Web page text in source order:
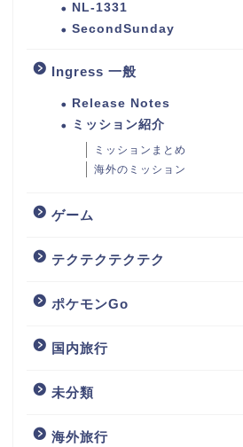
NL-1331
SecondSunday
Ingress 一般
Release Notes
ミッション紹介
ミッションまとめ
海外のミッション
ゲーム
テクテクテクテク
ポケモンGo
国内旅行
未分類
海外旅行